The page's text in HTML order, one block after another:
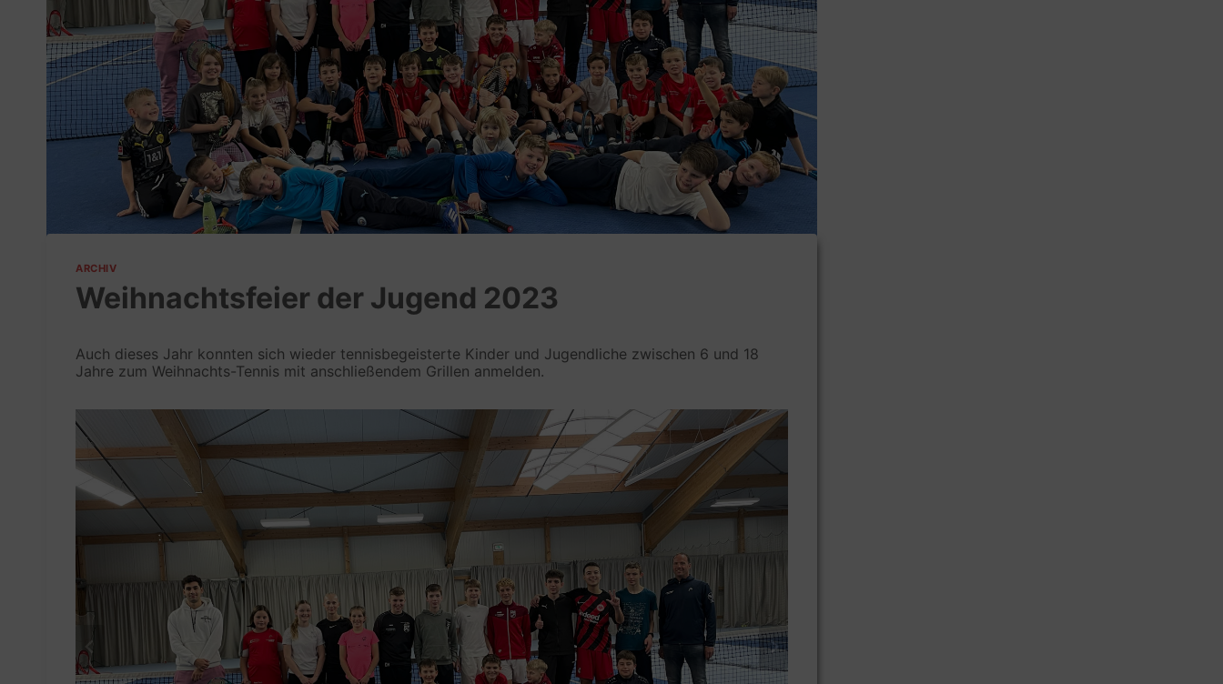
ARCHIV
Weihnachtsfeier der Jugend 2023
Auch dieses Jahr konnten sich wieder tennisbegeisterte Kinder und Jugendliche zwischen 6 und 18
Jahre zum Weihnachts-Tennis mit anschließendem Grillen anmelden.